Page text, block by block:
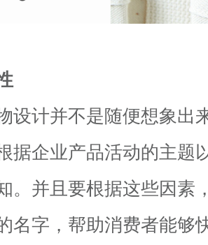
设计并不是随便想象出
据企业产品活动的主题
。并且要根据这些因素
名字，帮助消费者能够